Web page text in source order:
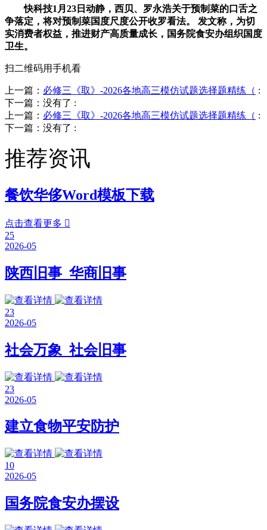
快科技1月23日动静，西贝、罗永浩关于预制菜的口舌之
争落定，将对预制菜国度尺度公开收罗看法。 发文称，为切
实消费者权益，推进财产高质量成长，国务院食安办组织国度
卫生。
扫二维码用手机看
上一篇： 必修三《取》-2026各地高三模仿试题选择题精练（ :
下一篇：没有了 :
上一篇： 必修三《取》-2026各地高三模仿试题选择题精练（ :
下一篇：没有了 :
推荐资讯
餐饮华侈Word模板下载
点击查看更多 
25
2026-05
陕西旧事_华商旧事
23
2026-05
社会万象_社会旧事
23
2026-05
建立食物平安防护
10
2026-05
国务院食安办摆设